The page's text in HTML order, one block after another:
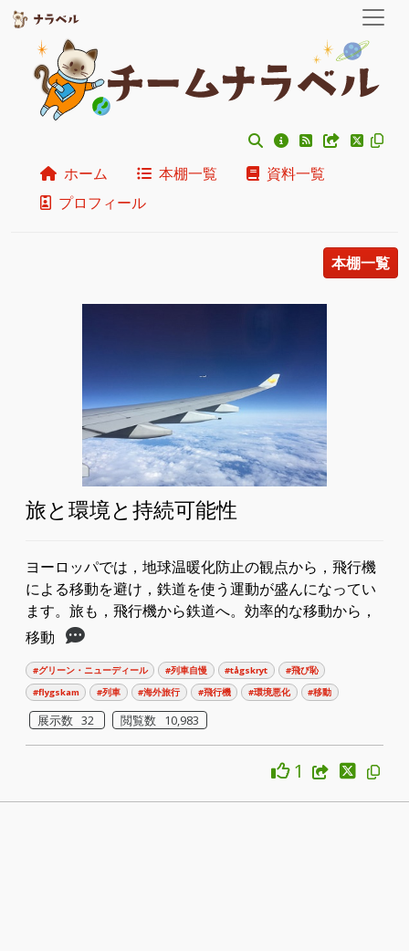
ホーム 本棚一覧
資料一覧
プロフィール
本棚一覧
旅と環境と持続可能性
ヨーロッパでは，地球温暖化防止の観点から，飛行機
による移動を避け，鉄道を使う運動が盛んになってい
ます。旅も，飛行機から鉄道へ。効率的な移動から，
移動
#グリーン・ニューディール #列車自慢 #tågskryt
#飛び恥
#flygskam
#列車 #海外旅行 #飛行機 #環境悪化 #移動
展示数 32 閲覧数 10,983
1